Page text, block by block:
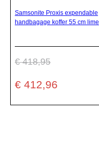
Samsonite Proxis expendable
handbagage koffer 55 cm lime
€ 418,95
€ 412,96